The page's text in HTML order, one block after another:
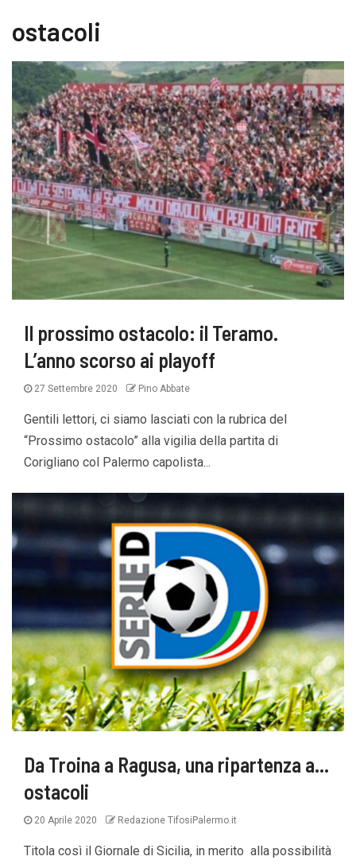
ostacoli
Il prossimo ostacolo: il Teramo.
L’anno scorso ai playoff
27 Settembre 2020 Pino Abbate
Gentili lettori, ci siamo lasciati con la rubrica del
“Prossimo ostacolo” alla vigilia della partita di
Corigliano col Palermo capolista...
Da Troina a Ragusa, una ripartenza a…
ostacoli
20 Aprile 2020 Redazione TifosiPalermo.it
Titola così il Giornale di Sicilia, in merito alla possibilità